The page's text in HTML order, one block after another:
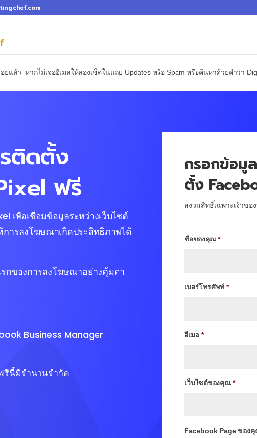
ยแล้ว หากไม่เจออีเมลให้ลองเช็คในแถบ Updates หรือ Spam หรือค้นหาด้วยคำว่า
ติดตั้ง
ฟรี
เพื่อเชื่อมข้อมูลระหว่างเว็บไซต์
ารลงโฆษณาเกิดประสิทธิภาพได้
กของการลงโฆษณาอย่างคุ้มค่า
Business Manager
รีนี้มีจำนวนจำกัด
กรอกข้อมู
ตั้ง
สงวนสิทธิ์เฉพาะเจ้าขอ
ชื่อของคุณ *
เบอร์โทรศัพท์ *
อีเมล *
เว็บไซต์ของคุณ *
Facebook Page ของ